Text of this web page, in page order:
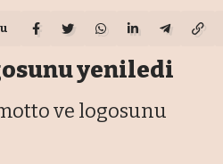
yeniledi
ve logosunu